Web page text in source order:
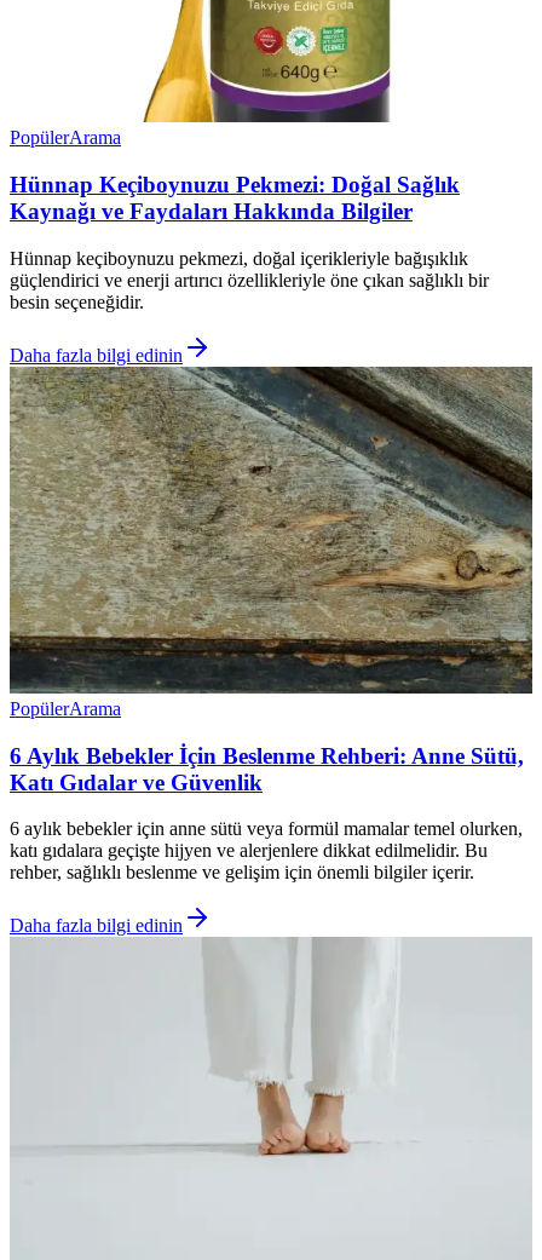
PopülerArama
Hünnap Keçiboynuzu Pekmezi: Doğal Sağlık
Kaynağı ve Faydaları Hakkında Bilgiler
Hünnap keçiboynuzu pekmezi, doğal içerikleriyle bağışıklık
güçlendirici ve enerji artırıcı özellikleriyle öne çıkan sağlıklı bir
besin seçeneğidir.
Daha fazla bilgi edinin
PopülerArama
6 Aylık Bebekler İçin Beslenme Rehberi: Anne Sütü,
Katı Gıdalar ve Güvenlik
6 aylık bebekler için anne sütü veya formül mamalar temel olurken,
katı gıdalara geçişte hijyen ve alerjenlere dikkat edilmelidir. Bu
rehber, sağlıklı beslenme ve gelişim için önemli bilgiler içerir.
Daha fazla bilgi edinin